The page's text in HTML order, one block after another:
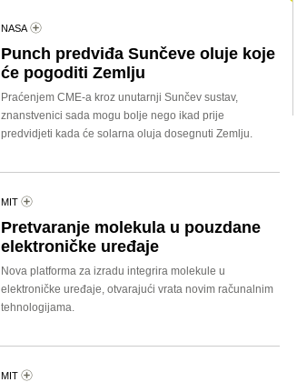
NASA
Punch predviđa Sunčeve oluje koje
će pogoditi Zemlju
Praćenjem CME-a kroz unutarnji Sunčev sustav,
znanstvenici sada mogu bolje nego ikad prije
predvidjeti kada će solarna oluja dosegnuti Zemlju.
MIT
Pretvaranje molekula u pouzdane
elektroničke uređaje
Nova platforma za izradu integrira molekule u
elektroničke uređaje, otvarajući vrata novim računalnim
tehnologijama.
MIT